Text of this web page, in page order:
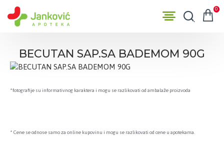
0
BECUTAN SAP.SA BADEMOM 90G
*fotografije su informativnog karaktera i mogu se razlikovati od ambalaže proizvoda
* Cene se odnose samo za online kupovinu i mogu se razlikovati od cene u apotekama.